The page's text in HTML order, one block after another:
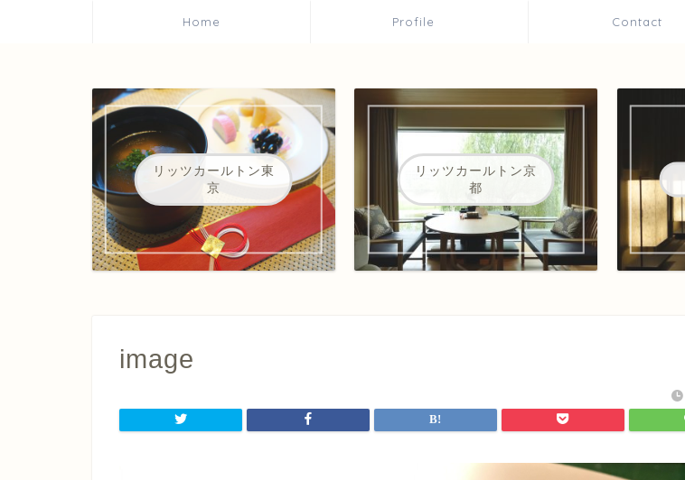
Home Profile Contact
リッツカールトン東
京
リッツカールトン京
都
image